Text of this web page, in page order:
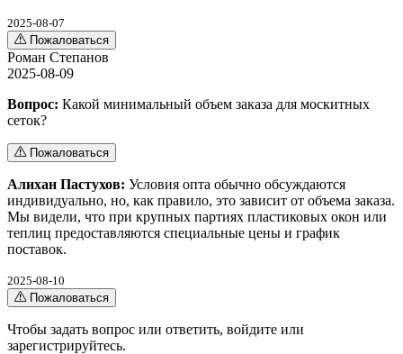
2025-08-07
Пожаловаться
Роман Степанов
2025-08-09
Вопрос: Какой минимальный объем заказа для москитных
сеток?
Пожаловаться
Алихан Пастухов: Условия опта обычно обсуждаются
индивидуально, но, как правило, это зависит от объема заказа.
Мы видели, что при крупных партиях пластиковых окон или
теплиц предоставляются специальные цены и график
поставок.
2025-08-10
Пожаловаться
Чтобы задать вопрос или ответить, войдите или
зарегистрируйтесь.